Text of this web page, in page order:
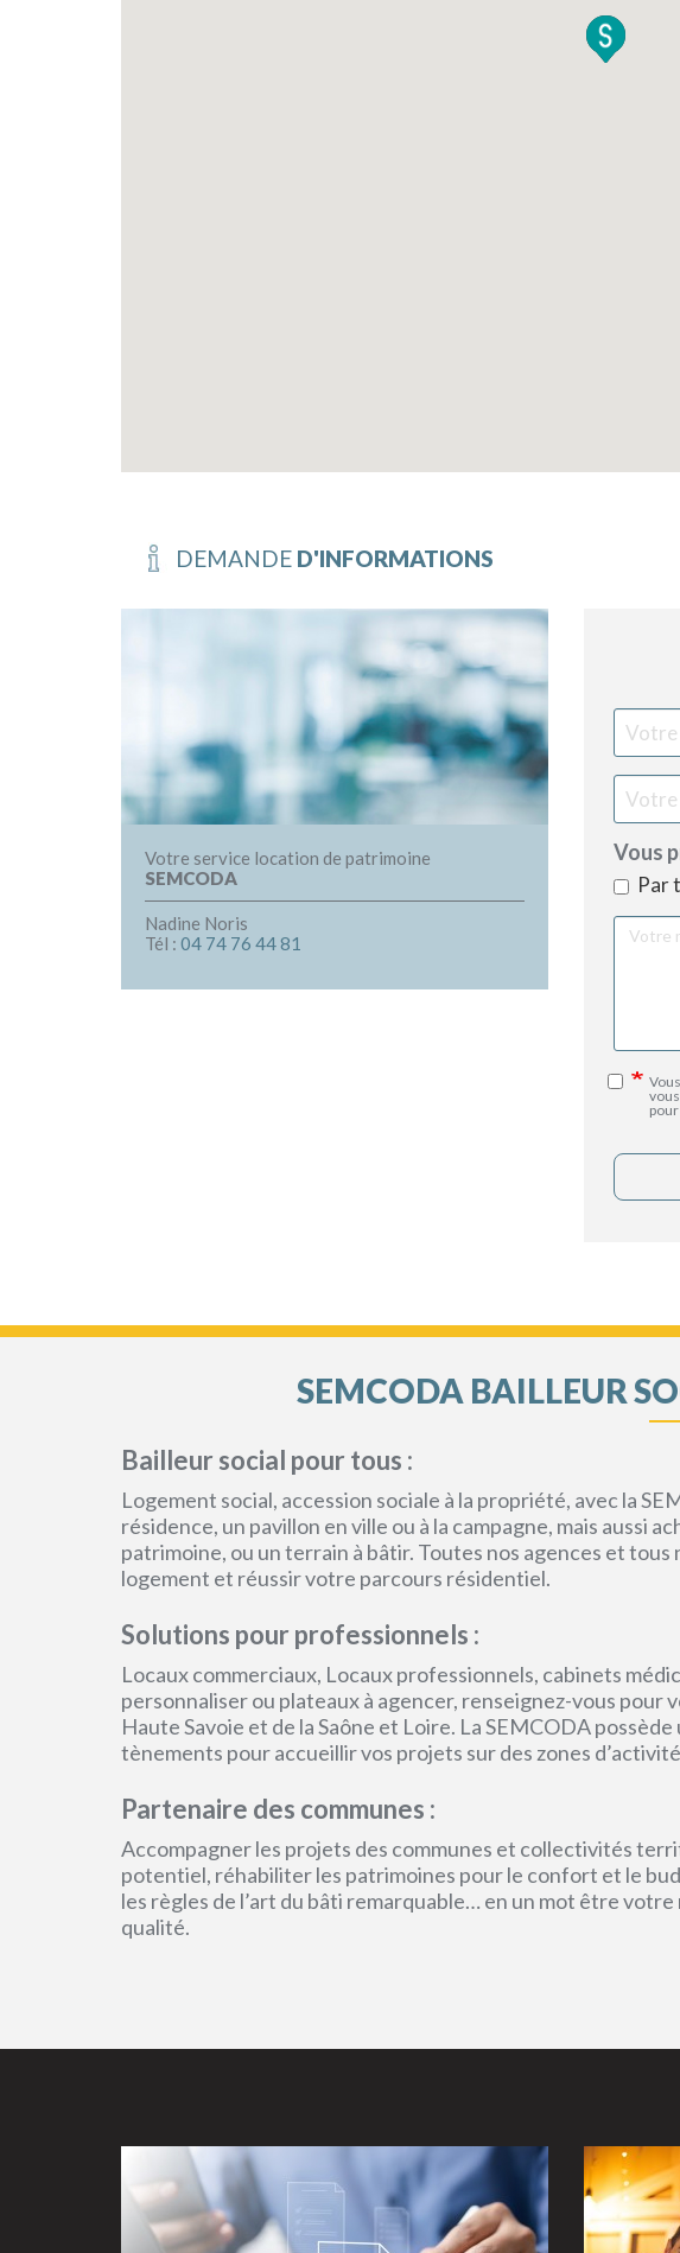
DEMANDE D'INFORMATIONS
Votre service location de patrimoine
SEMCODA
Nadine Noris
Tél : 04 74 76 44 81
Votre
nom
Vous
Par
Votre
message
SEMCODA BAILLEUR
Bailleur social pour tous :
Logement social, accession sociale à la propriété, avec la
résidence, un pavillon en ville ou à la campagne, mais aussi
patrimoine, ou un terrain à bâtir. Toutes nos agences et
logement et réussir votre parcours résidentiel.
Solutions pour professionnels :
Locaux commerciaux, Locaux professionnels, cabinets
personnaliser ou plateaux à agencer, renseignez-vous pour
Haute Savoie et de la Saône et Loire. La SEMCODA
tènements pour accueillir vos projets sur des zones
Partenaire des communes :
Accompagner les projets des communes et collectivités
potentiel, réhabiliter les patrimoines pour le confort et le
les règles de l’art du bâti remarquable… en un mot être
qualité.